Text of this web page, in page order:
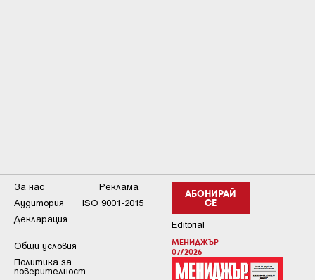
АБОНИРАЙ
СЕ
Editorial
МЕНИДЖЪР
07/2026
За нас
Реклама
Аудитория
ISO 9001-2015
Декларация
Общи условия
Пoлитикa зa
пoвepитeлнocт